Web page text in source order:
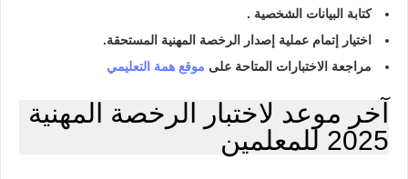
كتابة البيانات الشخصية .
اختيار إتمام عملية إصدار الرخصة المهنية المستحقة.
مراجعة الاختبارات المتاحة على موقع همة التعليمي
آخر موعد لاختبار الرخصة المهنية
2025 للمعلمين